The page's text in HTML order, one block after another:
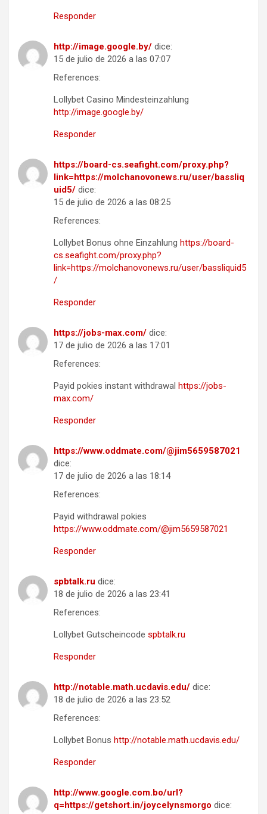
Responder
http://image.google.by/ dice:
15 de julio de 2026 a las 07:07
References:
Lollybet Casino Mindesteinzahlung
http://image.google.by/
Responder
https://board-cs.seafight.com/proxy.php?
link=https://molchanovonews.ru/user/bassliq
uid5/ dice:
15 de julio de 2026 a las 08:25
References:
Lollybet Bonus ohne Einzahlung https://board-
cs.seafight.com/proxy.php?
link=https://molchanovonews.ru/user/bassliquid5
/
Responder
https://jobs-max.com/ dice:
17 de julio de 2026 a las 17:01
References:
Payid pokies instant withdrawal https://jobs-
max.com/
Responder
https://www.oddmate.com/@jim5659587021
dice:
17 de julio de 2026 a las 18:14
References:
Payid withdrawal pokies
https://www.oddmate.com/@jim5659587021
Responder
spbtalk.ru dice:
18 de julio de 2026 a las 23:41
References:
Lollybet Gutscheincode spbtalk.ru
Responder
http://notable.math.ucdavis.edu/ dice:
18 de julio de 2026 a las 23:52
References:
Lollybet Bonus http://notable.math.ucdavis.edu/
Responder
http://www.google.com.bo/url?
q=https://getshort.in/joycelynsmorgo dice: